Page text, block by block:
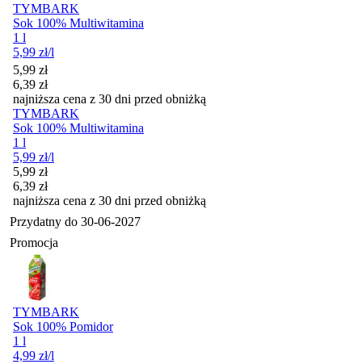
TYMBARK
Sok 100% Multiwitamina
1 l
5,99 zł/l
Cena promocyjna
5,99 zł
6,39 zł
najniższa cena z 30 dni przed obniżką
TYMBARK
Sok 100% Multiwitamina
1 l
5,99 zł/l
Cena promocyjna
5,99 zł
6,39 zł
najniższa cena z 30 dni przed obniżką
Przydatny do 30-06-2027
Promocja
TYMBARK
Sok 100% Pomidor
1 l
4,99 zł/l